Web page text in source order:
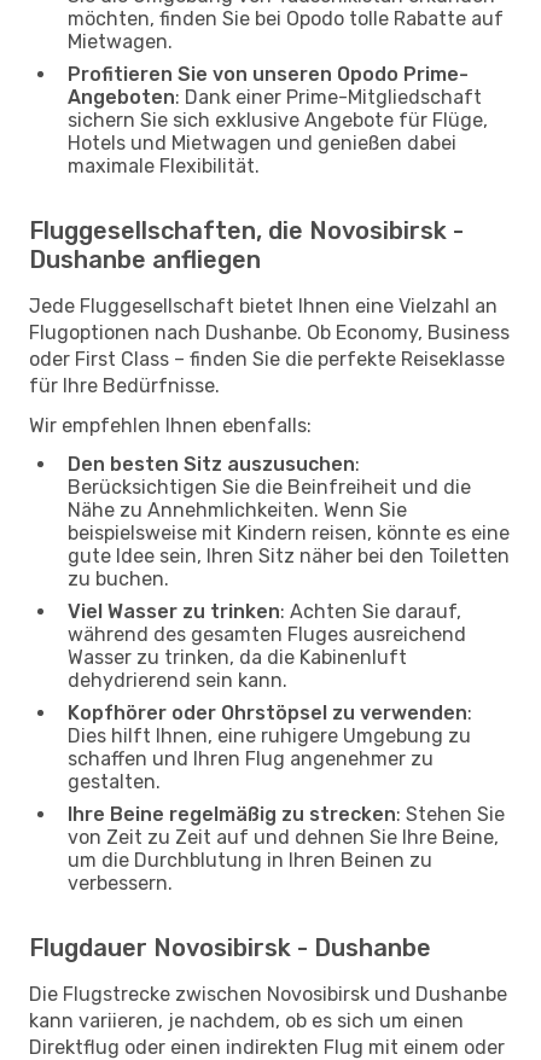
möchten, finden Sie bei Opodo tolle Rabatte auf
Mietwagen.
Profitieren Sie von unseren Opodo Prime-
Angeboten: Dank einer Prime-Mitgliedschaft
sichern Sie sich exklusive Angebote für Flüge,
Hotels und Mietwagen und genießen dabei
maximale Flexibilität.
Fluggesellschaften, die Novosibirsk -
Dushanbe anfliegen
Jede Fluggesellschaft bietet Ihnen eine Vielzahl an
Flugoptionen nach Dushanbe. Ob Economy, Business
oder First Class – finden Sie die perfekte Reiseklasse
für Ihre Bedürfnisse.
Wir empfehlen Ihnen ebenfalls:
Den besten Sitz auszusuchen:
Berücksichtigen Sie die Beinfreiheit und die
Nähe zu Annehmlichkeiten. Wenn Sie
beispielsweise mit Kindern reisen, könnte es eine
gute Idee sein, Ihren Sitz näher bei den Toiletten
zu buchen.
Viel Wasser zu trinken: Achten Sie darauf,
während des gesamten Fluges ausreichend
Wasser zu trinken, da die Kabinenluft
dehydrierend sein kann.
Kopfhörer oder Ohrstöpsel zu verwenden:
Dies hilft Ihnen, eine ruhigere Umgebung zu
schaffen und Ihren Flug angenehmer zu
gestalten.
Ihre Beine regelmäßig zu strecken: Stehen Sie
von Zeit zu Zeit auf und dehnen Sie Ihre Beine,
um die Durchblutung in Ihren Beinen zu
verbessern.
Flugdauer Novosibirsk - Dushanbe
Die Flugstrecke zwischen Novosibirsk und Dushanbe
kann variieren, je nachdem, ob es sich um einen
Direktflug oder einen indirekten Flug mit einem oder